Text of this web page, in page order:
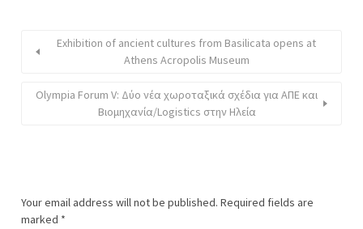
Exhibition of ancient cultures from Basilicata opens at
Athens Acropolis Museum
Οlympia Forum V: Δύο νέα χωροταξικά σχέδια για ΑΠΕ και
Βιομηχανία/Logistics στην Ηλεία
Your email address will not be published. Required fields are
marked *